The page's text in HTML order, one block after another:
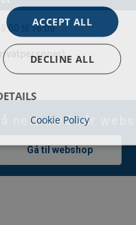
til 16:00
nett med vår
Gå til webshop
ACCEPT ALL
DECLINE ALL
Cookie Policy